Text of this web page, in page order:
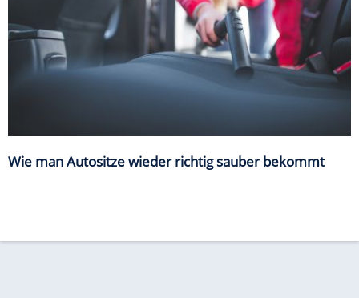
Wie man Autositze wieder richtig sauber bekommt